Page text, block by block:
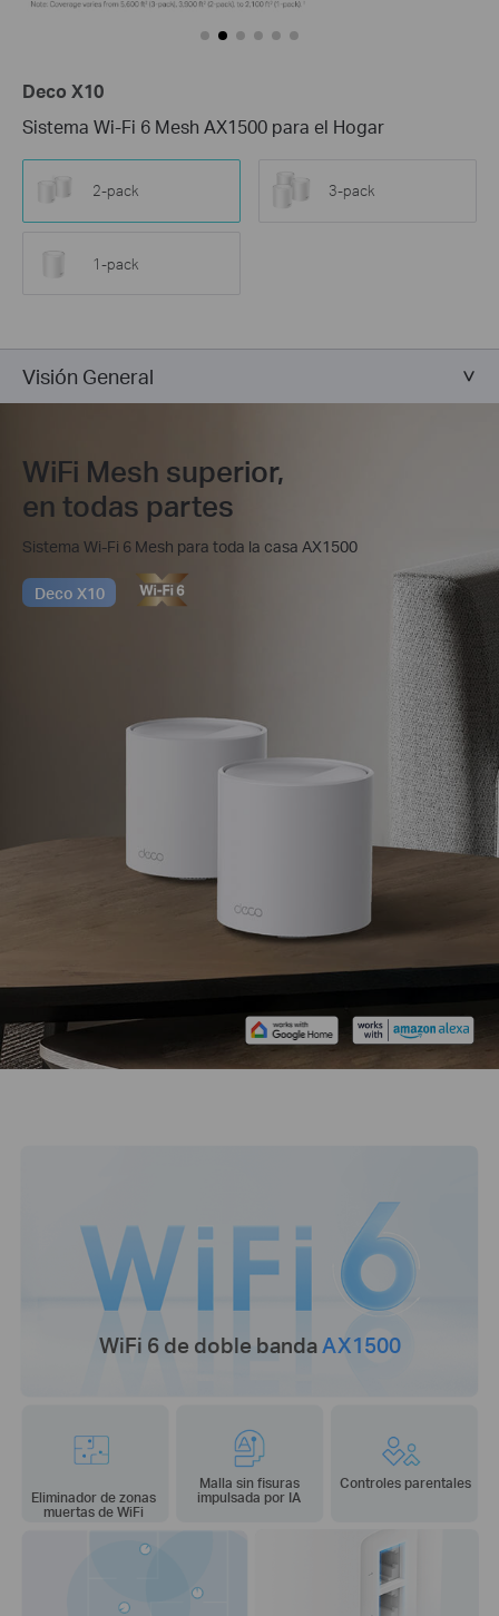
Deco X10
Sistema Wi-Fi 6 Mesh AX1500 para el Hogar
2-pack 3-pack
1-pack
Visión General
WiFi Mesh superior,
en todas partes
Sistema Wi-Fi 6 Mesh para toda la casa AX1500
Deco X10
WiFi 6 de doble bandaAX1500
Eliminador de zonas
muertas de WiFi
Malla sin fisuras
impulsada por IA
Controles parentales